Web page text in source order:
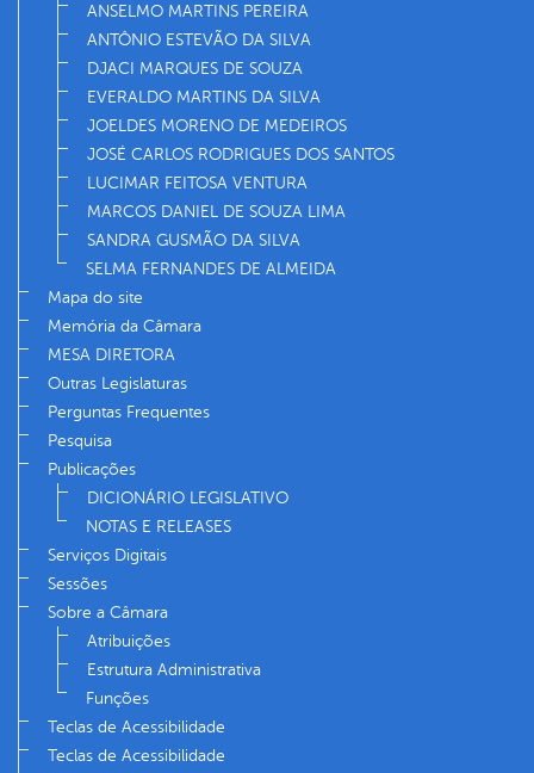
ANSELMO MARTINS PEREIRA
ANTÔNIO ESTEVÃO DA SILVA
DJACI MARQUES DE SOUZA
EVERALDO MARTINS DA SILVA
JOELDES MORENO DE MEDEIROS
JOSÉ CARLOS RODRIGUES DOS SANTOS
LUCIMAR FEITOSA VENTURA
MARCOS DANIEL DE SOUZA LIMA
SANDRA GUSMÃO DA SILVA
SELMA FERNANDES DE ALMEIDA
Mapa do site
Memória da Câmara
MESA DIRETORA
Outras Legislaturas
Perguntas Frequentes
Pesquisa
Publicações
DICIONÁRIO LEGISLATIVO
NOTAS E RELEASES
Serviços Digitais
Sessões
Sobre a Câmara
Atribuições
Estrutura Administrativa
Funções
Teclas de Acessibilidade
Teclas de Acessibilidade